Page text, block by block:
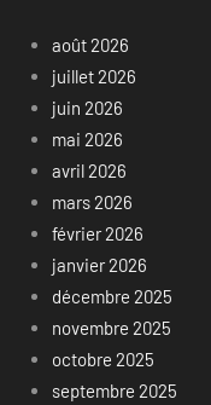
août 2026
juillet 2026
juin 2026
mai 2026
avril 2026
mars 2026
février 2026
janvier 2026
décembre 2025
novembre 2025
octobre 2025
septembre 2025